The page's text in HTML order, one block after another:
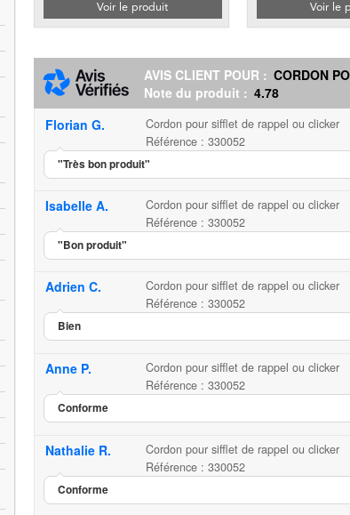
Voir le produit Voir le
AVIS CLIENT POUR : CORDON
Note du produit : 4.78
Florian G.
Cordon pour sifflet de rappel ou clicker
Référence : 330052
"Très bon produit"
Isabelle A.
Cordon pour sifflet de rappel ou clicker
Référence : 330052
"Bon produit"
Adrien C.
Cordon pour sifflet de rappel ou clicker
Référence : 330052
Bien
Anne P.
Cordon pour sifflet de rappel ou clicker
Référence : 330052
Conforme
Nathalie R.
Cordon pour sifflet de rappel ou clicker
Référence : 330052
Conforme